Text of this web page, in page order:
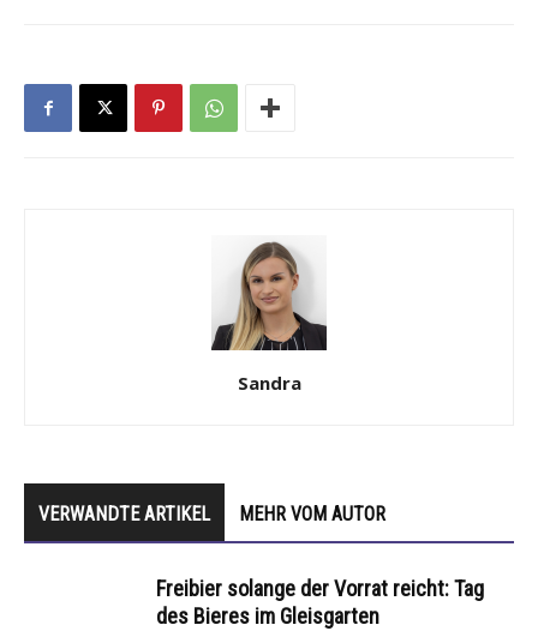
Sandra
VERWANDTE ARTIKEL MEHR VOM AUTOR
Freibier solange der Vorrat reicht: Tag
des Bieres im Gleisgarten